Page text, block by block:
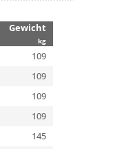
Gewicht
kg
109
109
109
109
145